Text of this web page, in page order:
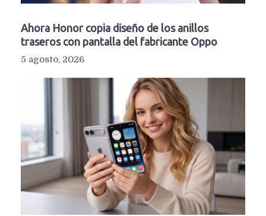
Ahora Honor copia diseño de los anillos
traseros con pantalla del fabricante Oppo
5 agosto, 2026